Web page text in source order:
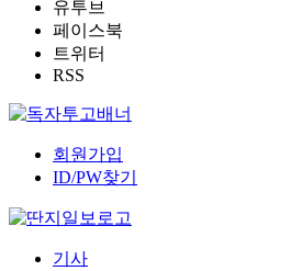
유투브
페이스북
트위터
RSS
회원가입
ID/PW찾기
기사